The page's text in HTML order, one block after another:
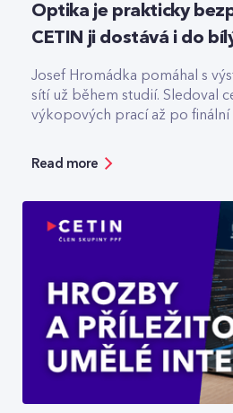
Optika je prakticky
CETIN ji dostává i do
Josef Hromádka pomáhal s
sítí už během studií. Sledoval
výkopových prací až po finální
Read more